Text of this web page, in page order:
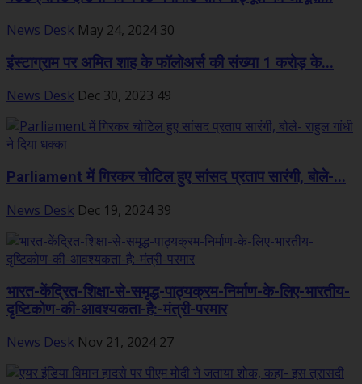
News Desk May 24, 2024 30
इंस्टाग्राम पर अमित शाह के फॉलोअर्स की संख्या 1 करोड़ के...
News Desk Dec 30, 2023 49
Parliament में गिरकर चोटिल हुए सांसद प्रताप सारंगी, बोले-...
News Desk Dec 19, 2024 39
भारत-केंद्रित-शिक्षा-से-समृद्ध-पाठ्यक्रम-निर्माण-के-लिए-भारतीय-
दृष्टिकोण-की-आवश्यकता-है:-मंत्री-परमार
News Desk Nov 21, 2024 27